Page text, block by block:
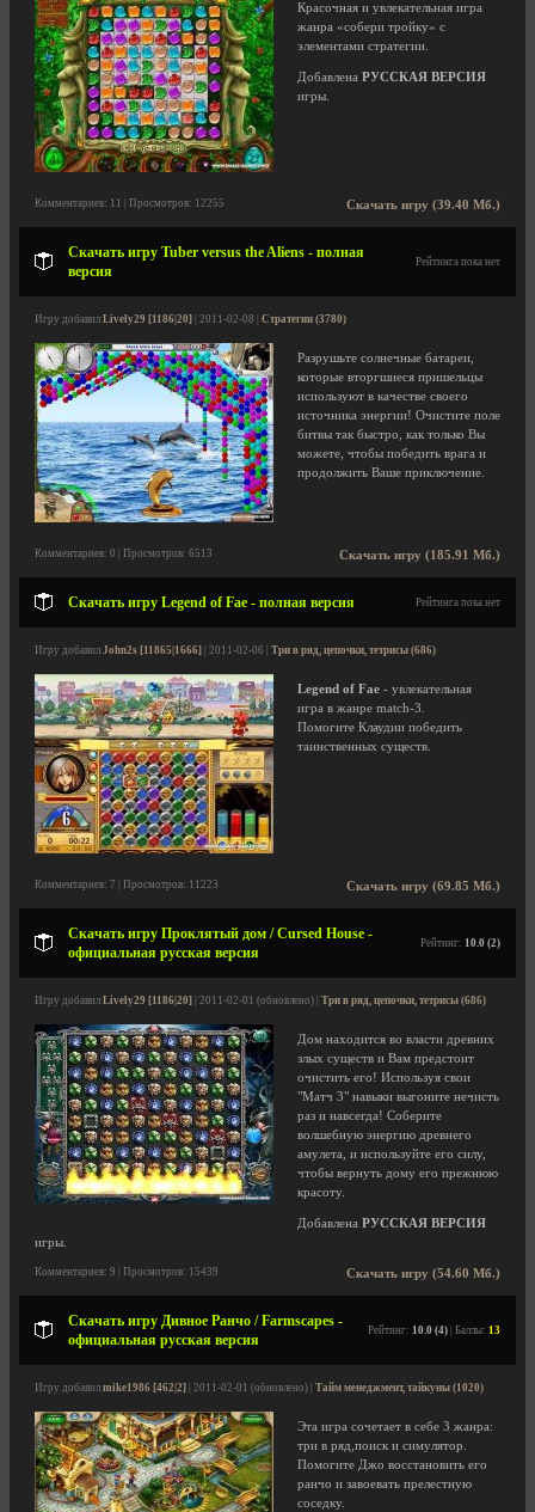
Красочная и увлекательная игра
жанра «собери тройку» с
элементами стратегии.
Добавлена РУССКАЯ ВЕРСИЯ
игры.
Скачать игру (39.40 Мб.)
Комментариев: 11 | Просмотров: 12255
Скачать игру Tuber versus the Aliens - полная
версия
Рейтинга пока нет
Игру добавил Lively29 [1186|20] | 2011-02-08 | Стратегии (3780)
Разрушьте солнечные батареи,
которые вторгшиеся пришельцы
используют в качестве своего
источника энергии! Очистите поле
битвы так быстро, как только Вы
можете, чтобы победить врага и
продолжить Ваше приключение.
Скачать игру (185.91 Мб.)
Комментариев: 0 | Просмотров: 6513
Скачать игру Legend of Fae - полная версия Рейтинга пока нет
Игру добавил John2s [11865|1666] | 2011-02-06 | Три в ряд, цепочки, тетрисы (686)
Legend of Fae - увлекательная
игра в жанре match-3.
Помогите Клаудии победить
таинственных существ.
Скачать игру (69.85 Мб.)
Комментариев: 7 | Просмотров: 11223
Скачать игру Проклятый дом / Cursed House -
официальная русская версия
Рейтинг: 10.0 (2)
Игру добавил Lively29 [1186|20] | 2011-02-01 (обновлено) | Три в ряд, цепочки, тетрисы (686)
Дом находится во власти древних
злых существ и Вам предстоит
очистить его! Используя свои
"Матч 3" навыки выгоните нечисть
раз и навсегда! Соберите
волшебную энергию древнего
амулета, и используйте его силу,
чтобы вернуть дому его прежнюю
красоту.
Добавлена РУССКАЯ ВЕРСИЯ
игры.
Скачать игру (54.60 Мб.)
Комментариев: 9 | Просмотров: 15439
Скачать игру Дивное Ранчо / Farmscapes -
официальная русская версия
Рейтинг: 10.0 (4) | Баллы: 13
Игру добавил mike1986 [462|2] | 2011-02-01 (обновлено) | Тайм менеджмент, тайкуны (1020)
Эта игра сочетает в себе 3 жанра:
три в ряд,поиск и симулятор.
Помогите Джо восстановить его
ранчо и завоевать прелестную
соседку.